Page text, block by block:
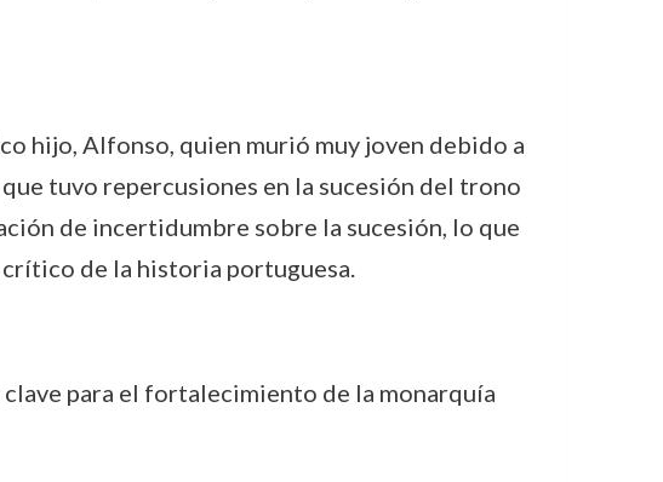
hijo, Alfonso, quien murió muy joven debido a
tuvo repercusiones en la sucesión del trono
de incertidumbre sobre la sucesión, lo que
de la historia portuguesa.
para el fortalecimiento de la monarquía